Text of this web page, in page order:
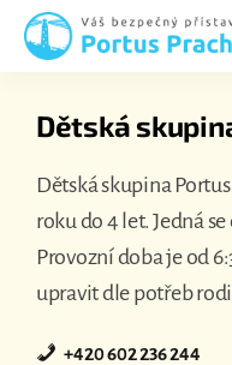
Dětská
Dětská skupina
roku do 4 let. Jedná
Provozní doba je od
upravit dle potřeb
+420 602 236 244